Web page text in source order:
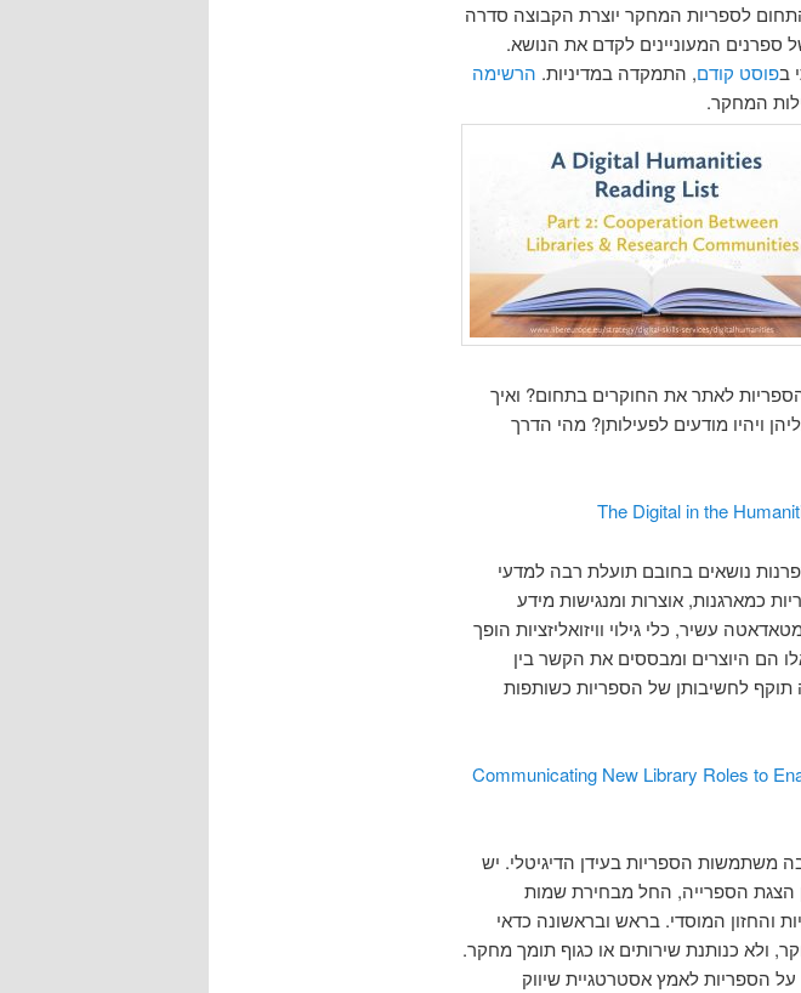
לספריות המחקר יוצרת הקבוצה סדרה
ספרנים המעוניינים לקדם את הנושא.
בפוסט קודם, התמקדה במדיניות. הרשימה
המחקר.
לאתר את החוקרים בתחום? ואיך
ויהיו מודעים לפעילותן? מהי הדרך
The Digital in the
נושאים בחובם תועלת רבה למדעי
כמארגנות, אוצרות ומנגישות מידע
עשיר, כלי גילוי וויזואליזציות הופך
הם היוצרים ומבססים את הקשר בין
תוקף לחשיבותן של הספריות כשותפות
Communicating New Library Roles to
משתמשות הספריות בעידן הדיגיטלי. יש
הצגת הספרייה, החל מבחירת שמות
והחזון המוסדי. בראש ובראשונה כדאי
כנותנת שירותים או כגוף תומך מחקר.
הספריות לאמץ אסטרטגיית שיווק